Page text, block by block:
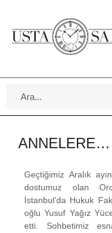
ANNELERE…
Geçtiğimiz Aralık
dostumuz olan
İstanbul’da Hukuk
oğlu Yusuf Yağız
etti. Sohbetimiz